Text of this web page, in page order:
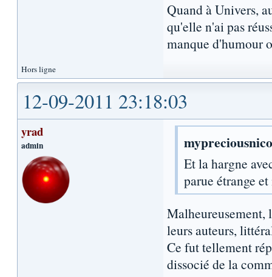
Quand à Univers,
qu'elle n'ai pas
manque d'humour
Hors ligne
12-09-2011 23:18:03
yrad
admin
Et la hargne
parue étrange
Malheureusement,
leurs auteurs,
Ce fut tellement
dissocié de la